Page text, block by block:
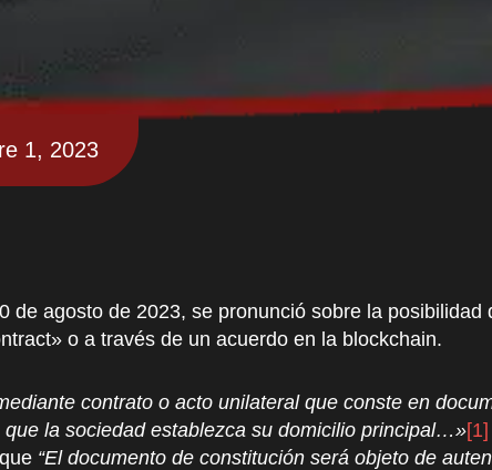
1, 2023
agosto de 2023, se pronunció sobre la posibilidad
o a través de un acuerdo en la blockchain.
contrato o acto unilateral que conste en
la sociedad establezca su domicilio principal…»[1]
“El documento de constitución será objeto de